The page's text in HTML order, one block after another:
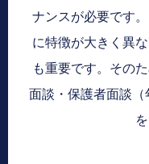
ナンスが必要です
に特徴が大きく異
も重要です。その
面談・保護者面談（